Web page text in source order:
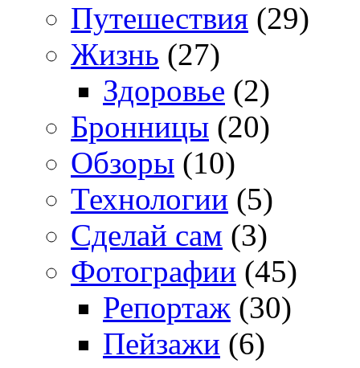
Путешествия (29)
Жизнь (27)
Здоровье (2)
Бронницы (20)
Обзоры (10)
Технологии (5)
Сделай сам (3)
Фотографии (45)
Репортаж (30)
Пейзажи (6)